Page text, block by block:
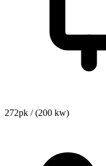
272pk / (200 kw)